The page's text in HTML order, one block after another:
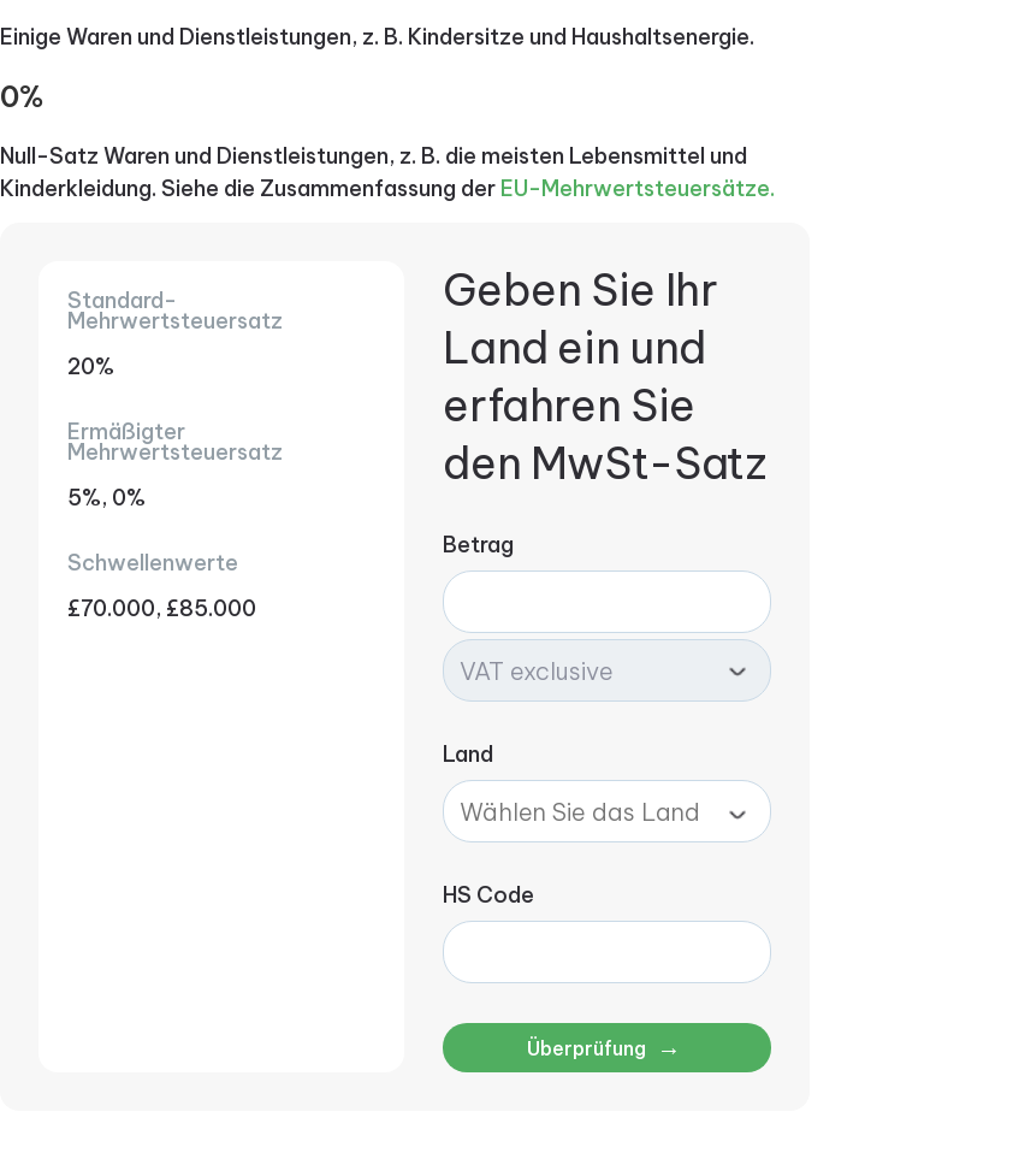
Einige Waren und Dienstleistungen, z. B. Kindersitze und Haushaltsenergie.
0%
Null-Satz Waren und Dienstleistungen, z. B. die meisten Lebensmittel und
Kinderkleidung. Siehe die Zusammenfassung der EU-Mehrwertsteuersätze.
Standard-
Mehrwertsteuersatz
20%
Ermäßigter
Mehrwertsteuersatz
5%, 0%
Schwellenwerte
£70.000, £85.000
Geben Sie Ihr
Land ein und
erfahren Sie
den MwSt-Satz
Betrag
Land
HS Code
Überprüfung →